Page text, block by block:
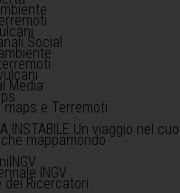
Social
Media
maps e Terremoti
INSTABILE Un viaggio nel
mappamondo
INGV
dei Ricercatori